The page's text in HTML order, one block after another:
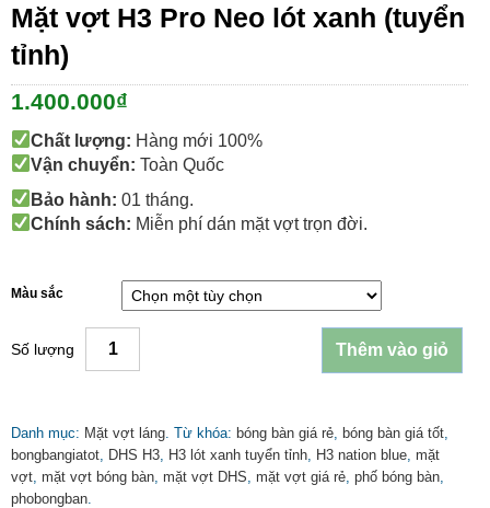
Mặt vợt H3 Pro Neo lót xanh (tuyển
tỉnh)
1.400.000₫
Chất lượng: Hàng mới 100%
Vận chuyển: Toàn Quốc
Bảo hành: 01 tháng.
Chính sách: Miễn phí dán mặt vợt trọn đời.
Màu sắc
Số lượng Thêm vào giỏ
Danh mục: Mặt vợt láng Từ khóa: bóng bàn giá rẻ bóng bàn giá tốt
bongbangiatot DHS H3 H3 lót xanh tuyển tỉnh H3 nation blue mặt
vợt mặt vợt bóng bàn mặt vợt DHS mặt vợt giá rẻ phố bóng bàn
phobongban